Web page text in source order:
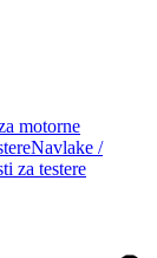
motorne
Navlake /
za testere